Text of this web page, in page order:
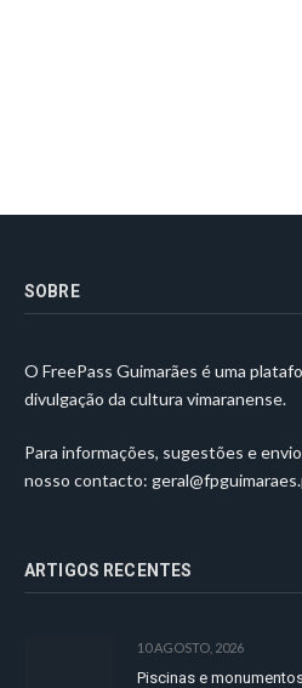
SOBRE
O FreePass Guimarães é uma
divulgação da cultura vimaranense.
Para informações, sugestões e
nosso contacto:
ARTIGOS RECENTES
10 AGOSTO, 2026
Piscinas e